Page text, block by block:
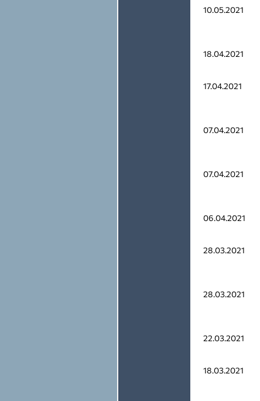
10.05.2021
18.04.2021
17.04.2021
07.04.2021
07.04.2021
06.04.2021
28.03.2021
28.03.2021
22.03.2021
18.03.2021